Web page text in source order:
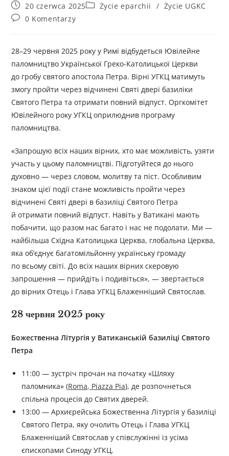
20 czerwca 2025 Życie eparchii / Życie UGKC
0 Komentarzy
28–29 червня 2025 року у Римі відбудеться Ювілейне
паломництво Української Греко-Католицької Церкви
до гробу святого апостола Петра. Вірні УГКЦ матимуть
змогу пройти через відчинені Святі двері базиліки
Святого Петра та отримати повний відпуст. Оргкомітет
Ювілейного року УГКЦ оприлюднив програму
паломництва.
«Запрошую всіх наших вірних, хто має можливість, узяти
участь у цьому паломництві. Підготуйтеся до нього
духовно — через словом, молитву та піст. Особливим
знаком цієї події стане можливість пройти через
відчинені Святі двері в базиліці Святого Петра
й отримати повний відпуст. Навіть у Ватикані мають
побачити, що разом нас багато і нас не подолати. Ми —
найбільша Східна Католицька Церква, глобальна Церква,
яка об’єднує багатомільйонну українську громаду
по всьому світі. До всіх наших вірних скеровую
запрошення — прийдіть і подивіться», — звертається
до вірних Отець і Глава УГКЦ Блаженніший Святослав.
28 червня 2025 року
Божественна Літургія у Ватиканській базиліці Святого
Петра
11:00 — зустріч прочан на початку «Шляху
паломника» (Roma, Piazza Pia), де розпочнеться
спільна процесія до Святих дверей.
13:00 — Архиєрейська Божественна Літургія у базиліці
Святого Петра, яку очолить Отець і Глава УГКЦ
Блаженніший Святослав у співслужінні із усіма
єпископами Синоду УГКЦ.